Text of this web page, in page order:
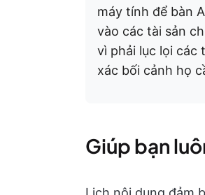
máy tính để bàn
vào các tài sản
vì phải lục lọi các
xác bối cảnh họ
Giúp bạn